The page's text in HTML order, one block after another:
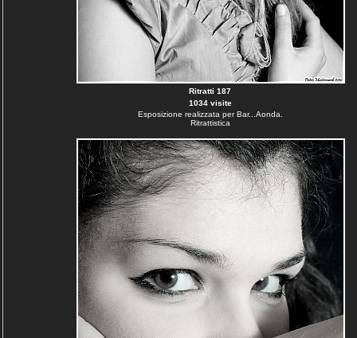
Ritratti 187
1034 visite
Esposizione realizzata per Bar...Aonda.
Ritrattistica